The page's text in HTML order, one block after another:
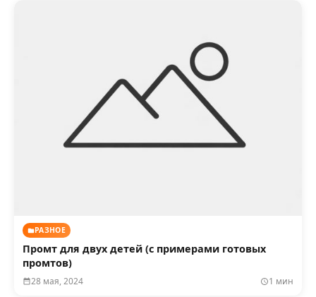
РАЗНОЕ
Промт для двух детей (с примерами готовых
промтов)
28 мая, 2024 1 мин